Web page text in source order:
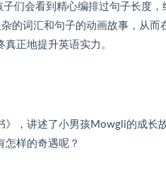
们会看到精心编排过句子长度，
的词汇和句子的动画故事，从而
正地提升英语实力。
》，讲述了小男孩Mowgli的成长
怎样的奇遇呢？